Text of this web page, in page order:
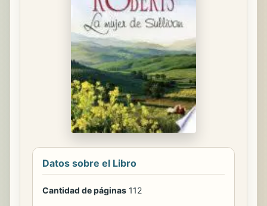
Datos sobre el Libro
Cantidad de páginas 112